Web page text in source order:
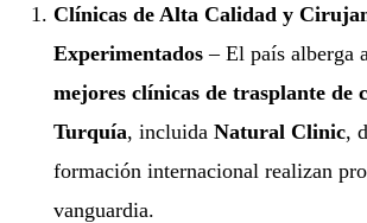
Clínicas de Alta Calidad y
Experimentados – El país alberga
mejores clínicas de trasplante de
Turquía, incluidaNatural Clinic,
formación internacional realizan
vanguardia.